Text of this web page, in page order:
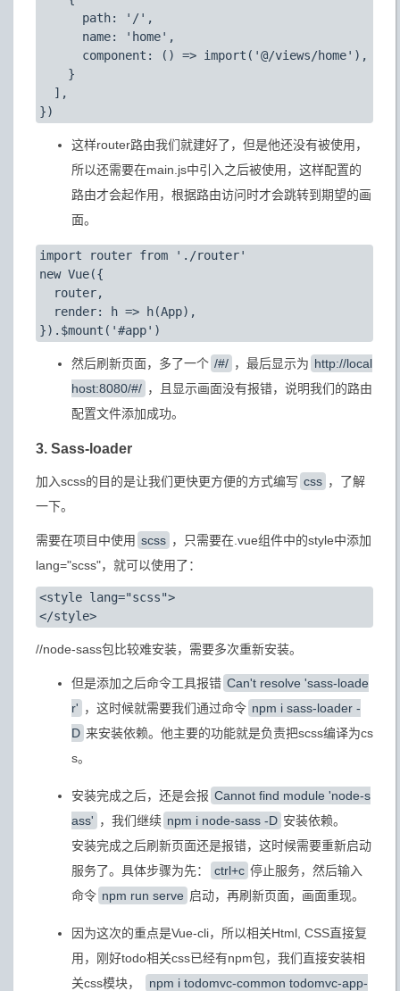
      path: '/',
      name: 'home',
      component: () => import('@/views/home'),
    }
  ],
这样router路由我们就建好了，但是他还没有被使用，
所以还需要在main.js中引入之后被使用，这样配置的
路由才会起作用，根据路由访问时才会跳转到期望的画
面。
import router from './router'
new Vue({
  router,
  render: h => h(App),
然后刷新页面，多了一个 /#/ ，最后显示为 http://local
host:8080/#/ ，且显示画面没有报错，说明我们的路由
配置文件添加成功。
3. Sass-loader
加入scss的目的是让我们更快更方便的方式编写 css ，了解
一下。
需要在项目中使用 scss ，只需要在.vue组件中的style中添加
lang="scss"，就可以使用了：
<style lang="scss">
//node-sass包比较难安装，需要多次重新安装。
但是添加之后命令工具报错 Can't resolve 'sass-loade
r' ，这时候就需要我们通过命令 npm i sass-loader -
D 来安装依赖。他主要的功能就是负责把scss编译为cs
s。
安装完成之后，还是会报 Cannot find module 'node-s
ass' ，我们继续 npm i node-sass -D 安装依赖。
安装完成之后刷新页面还是报错，这时候需要重新启动
服务了。具体步骤为先：
ctrl+c 停止服务，然后输入
命令 npm run serve 启动，再刷新页面，画面重现。
因为这次的重点是Vue-cli，所以相关Html, CSS直接复
用，刚好todo相关css已经有npm包，我们直接安装相
关css模块，
npm i todomvc-common todomvc-app-